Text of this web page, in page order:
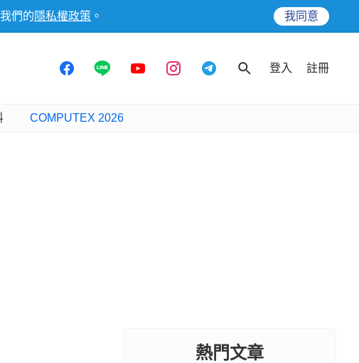
們的 隱私權政策 。 我同意
登入 註冊
COMPUTEX 2026
熱門文章